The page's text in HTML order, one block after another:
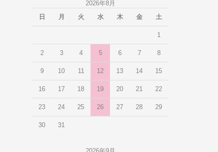
2026年8月
日
月 火 水 木 金 土
1
2 3 4 5 6 7 8
9 10 11 12 13 14 15
16 17 18 19 20 21 22
23 24 25 26 27 28 29
30 31